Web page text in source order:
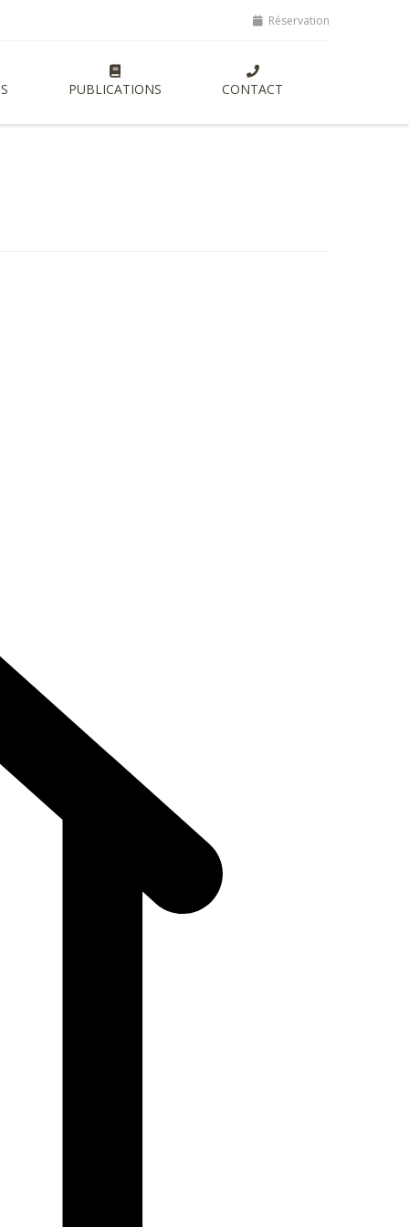
lancement de nouvelles formations entrepreneuriales
Réservation
PUBLICATIONS CONTACT